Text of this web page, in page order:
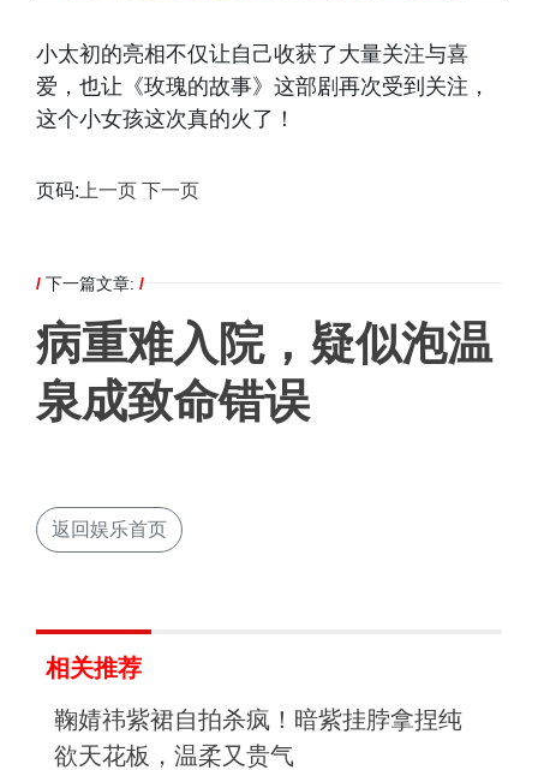
小太初的亮相不仅让自己收获了大量关注与喜
爱，也让《玫瑰的故事》这部剧再次受到关注，
这个小女孩这次真的火了！
页码: 上一页 下一页
/ 下一篇文章: /
病重难入院，疑似泡温
泉成致命错误
返回娱乐首页
相关推荐
鞠婧祎紫裙自拍杀疯！暗紫挂脖拿捏纯
欲天花板，温柔又贵气